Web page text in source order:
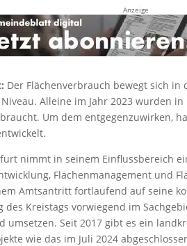
Anzeige
Der Flächenverbrauch bewegt sich
Alleine im Jahr 2023 wurden
Um dem entgegenzuwirken,
nimmt in seinem Einflussbereich
Flächenmanagement und
Amtsantritt fortlaufend auf seine
Kreistags vorwiegend im
umsetzen. Seit 2017 gibt es ein
wie das im Juli 2024